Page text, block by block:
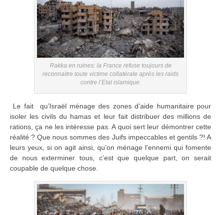
Rakka en ruines: la France refuse toujours de
reconnaitre toute victime collatérale après les raids
contre l’Etat islamique.
Le fait qu’Israël ménage des zones d’aide humanitaire pour
isoler les civils du hamas et leur fait distribuer des millions de
rations, ça ne les intéresse pas. A quoi sert leur démontrer cette
réalité ? Que nous sommes des Juifs impeccables et gentils ?! A
leurs yeux, si on agit ainsi, qu’on ménage l’ennemi qui fomente
de nous exterminer tous, c’est que quelque part, on serait
coupable de quelque chose.